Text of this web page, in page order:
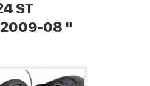
ST
08 "